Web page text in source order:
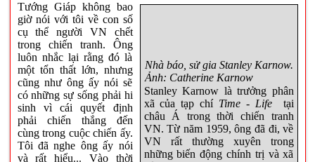
Nhà báo, sử gia Stanley Karnow.
Ảnh: Catherine Karnow
Stanley Karnow là trưởng phân
xã của tạp chí Time - Lifetại
châu Á trong thời chiến tranh
VN. Từ năm 1959, ông đã đi, về
VN rất thường xuyên trong
những biến động chính trị và xã
Tướng Giáp không bao
giờ nói với tôi về con số
cụ thể người VN chết
trong chiến tranh. Ông
luôn nhắc lại rằng đó là
một tổn thất lớn, nhưng
cũng như ông ấy nói sẽ
có những sự sống phải hi
sinh vì cái quyết định
phải chiến thắng đến
cùng trong cuộc chiến ấy.
Tôi đã nghe ông ấy nói
và rất hiểu... Vào thời